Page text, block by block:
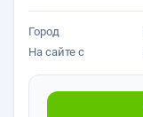
Город
На сайте с